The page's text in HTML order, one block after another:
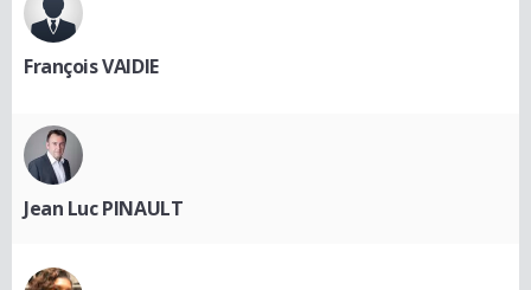
François VAIDIE
Jean Luc PINAULT